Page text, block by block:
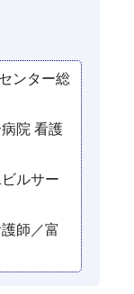
ンター総
院 看護
ルサー
師／富